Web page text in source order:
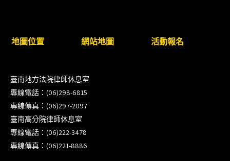
衛」課程(8/12前向本會報名,實體)
壇｣
【重要公告】115年職場霸凌調查專業人才(律師)培
訓課程（雲嘉南場）錄取通知已發送
本會訂於115年8月15日(六)上午舉辦「使用AI如何幫
地圖位置 網站地圖 活動報名
臺南地方法院律師休息室
專線電話：(06)298-6815
專線傳真：(06)297-2097
臺南高分院律師休息室
專線電話：(06)222-3478
專線傳真：(06)221-8886